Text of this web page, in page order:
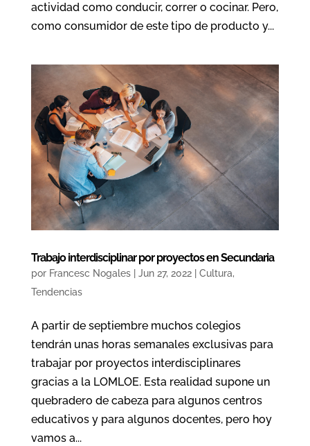
actividad como conducir, correr o cocinar. Pero,
como consumidor de este tipo de producto y...
Trabajo interdisciplinar por proyectos en Secundaria
por Francesc Nogales| Jun 27, 2022| Cultura,
Tendencias
A partir de septiembre muchos colegios
tendrán unas horas semanales exclusivas para
trabajar por proyectos interdisciplinares
gracias a la LOMLOE. Esta realidad supone un
quebradero de cabeza para algunos centros
educativos y para algunos docentes, pero hoy
vamos a...